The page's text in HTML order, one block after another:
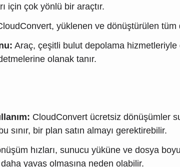
için çok yönlü bir araçtır.
yüklenen ve dönüştürülen tüm
Araç, çeşitli bulut depolama hizmetleriyle
olanak tanır.
CloudConvert ücretsiz dönüşümler
sınır, bir plan satın almayı gerektirebilir.
hızları, sunucu yüküne ve dosya
yavaş olmasına neden olabilir.